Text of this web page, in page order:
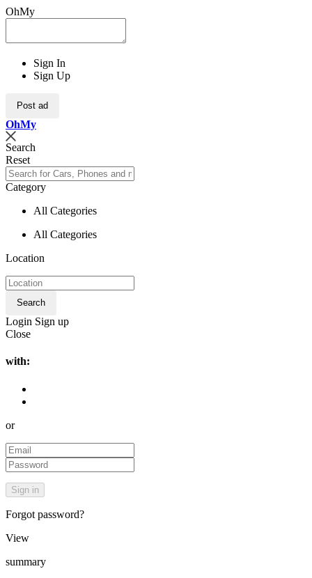
OhMy
Sign In
Sign Up
Post ad
OhMy
Search
Reset
Category
All Categories
All Categories
Location
Search
Login Sign up
Close
with:
or
Forgot password?
View
summary